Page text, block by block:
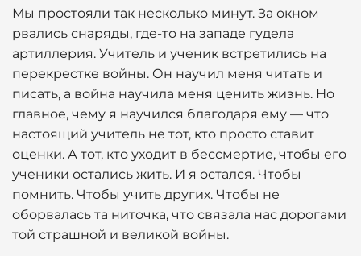
Мы простояли так несколько минут. За окном
рвались снаряды, где-то на западе гудела
артиллерия. Учитель и ученик встретились на
перекрестке войны. Он научил меня читать и
писать, а война научила меня ценить жизнь. Но
главное, чему я научился благодаря ему — что
настоящий учитель не тот, кто просто ставит
оценки. А тот, кто уходит в бессмертие, чтобы его
ученики остались жить. И я остался. Чтобы
помнить. Чтобы учить других. Чтобы не
оборвалась та ниточка, что связала нас дорогами
той страшной и великой войны.